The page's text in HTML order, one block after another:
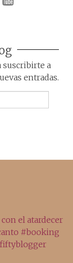
suscribirte a
entradas.